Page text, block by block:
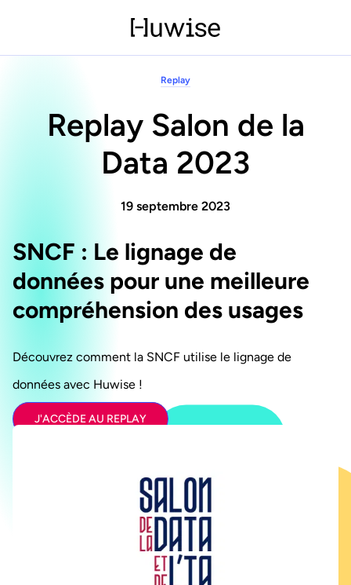
Replay
Replay Salon de la
Data 2023
19 septembre 2023
SNCF : Le lignage de
données pour une meilleure
compréhension des usages
Découvrez comment la SNCF utilise le lignage de
données avec Huwise !
J'ACCÈDE AU REPLAY